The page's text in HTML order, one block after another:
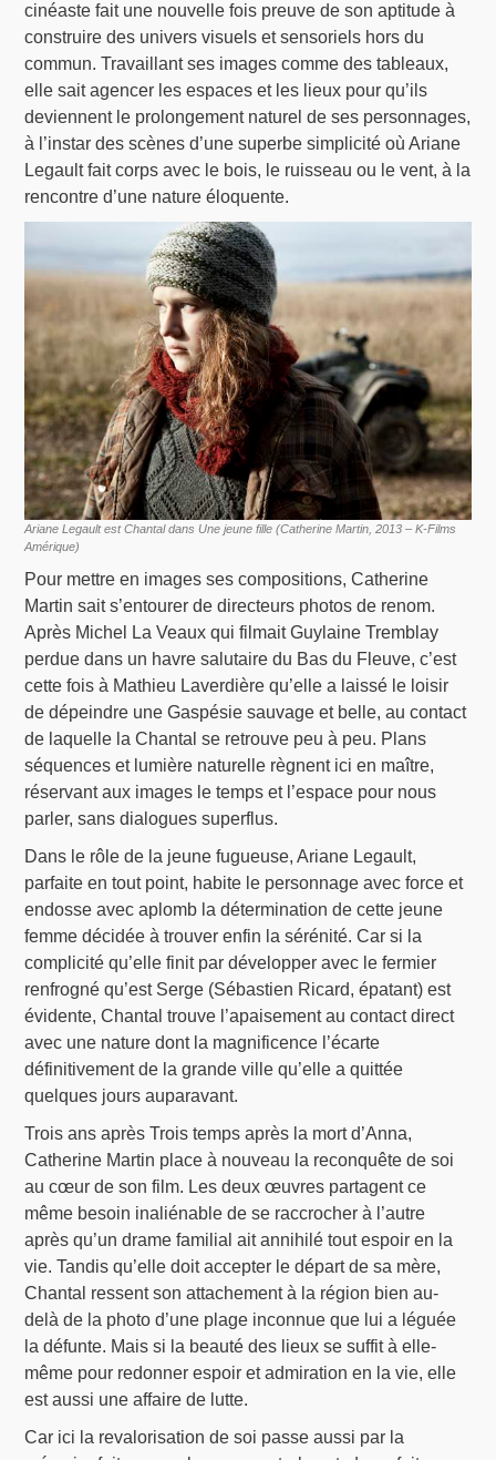
cinéaste fait une nouvelle fois preuve de son aptitude à
construire des univers visuels et sensoriels hors du
commun. Travaillant ses images comme des tableaux,
elle sait agencer les espaces et les lieux pour qu’ils
deviennent le prolongement naturel de ses personnages,
à l’instar des scènes d’une superbe simplicité où Ariane
Legault fait corps avec le bois, le ruisseau ou le vent, à la
rencontre d’une nature éloquente.
Ariane Legault est Chantal dans Une jeune fille (Catherine Martin, 2013 – K-Films
Amérique)
Pour mettre en images ses compositions, Catherine
Martin sait s’entourer de directeurs photos de renom.
Après Michel La Veaux qui filmait Guylaine Tremblay
perdue dans un havre salutaire du Bas du Fleuve, c’est
cette fois à Mathieu Laverdière qu’elle a laissé le loisir
de dépeindre une Gaspésie sauvage et belle, au contact
de laquelle la Chantal se retrouve peu à peu. Plans
séquences et lumière naturelle règnent ici en maître,
réservant aux images le temps et l’espace pour nous
parler, sans dialogues superflus.
Dans le rôle de la jeune fugueuse, Ariane Legault,
parfaite en tout point, habite le personnage avec force et
endosse avec aplomb la détermination de cette jeune
femme décidée à trouver enfin la sérénité. Car si la
complicité qu’elle finit par développer avec le fermier
renfrogné qu’est Serge (Sébastien Ricard, épatant) est
évidente, Chantal trouve l’apaisement au contact direct
avec une nature dont la magnificence l’écarte
définitivement de la grande ville qu’elle a quittée
quelques jours auparavant.
Trois ans après Trois temps après la mort d’Anna,
Catherine Martin place à nouveau la reconquête de soi
au cœur de son film. Les deux œuvres partagent ce
même besoin inaliénable de se raccrocher à l’autre
après qu’un drame familial ait annihilé tout espoir en la
vie. Tandis qu’elle doit accepter le départ de sa mère,
Chantal ressent son attachement à la région bien au-
delà de la photo d’une plage inconnue que lui a léguée
la défunte. Mais si la beauté des lieux se suffit à elle-
même pour redonner espoir et admiration en la vie, elle
est aussi une affaire de lutte.
Car ici la revalorisation de soi passe aussi par la